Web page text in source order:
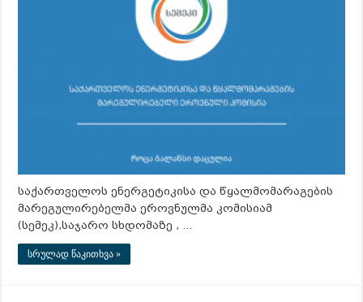
საქართველოს ენერგეტიკისა და წყალმომარაგების
მარეგულირებელმა ეროვნულმა კომისიამ
(სემეკ),საჯარო სხდომაზე , …
სრულად წაკითხვა »